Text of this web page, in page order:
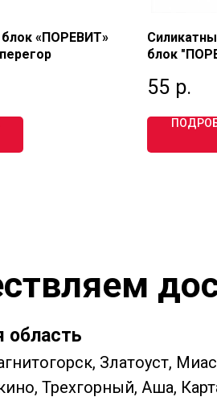
«ПОРЕВИТ»
блок
55 р.
область
Златоуст,
Трехгорный, Аша,